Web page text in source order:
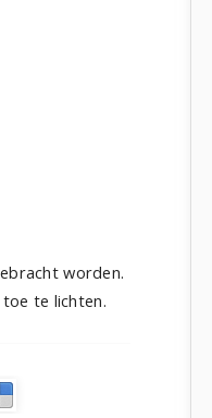
worden.
te lichten.